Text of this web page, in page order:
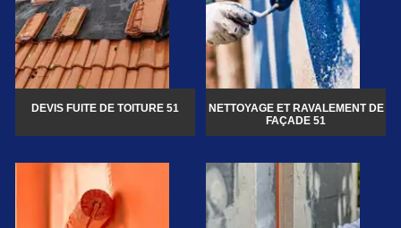
DEVIS FUITE DE TOITURE 51
NETTOYAGE ET RAVALEMENT DE
FAÇADE 51